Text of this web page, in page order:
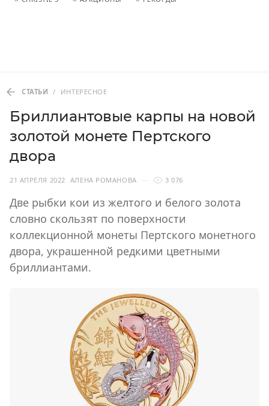
СТАТЬИ / ИНТЕРЕСНОЕ
Бриллиантовые карпы на новой
золотой монете Пертского
двора
21 АПРЕЛЯ 2022 АЛЕНА РОМАНОВА 3 076
Две рыбки кои из желтого и белого золота
словно скользят по поверхности
коллекционной монеты Пертского монетного
двора, украшенной редкими цветными
бриллиантами.